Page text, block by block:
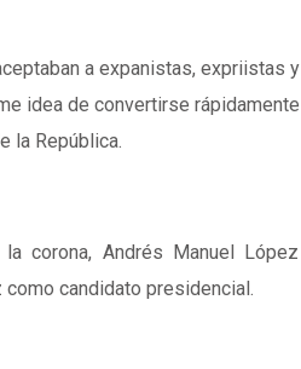
a expanistas, expriistas y
idea de convertirse rápidamente
la República.
corona, Andrés Manuel López
candidato presidencial.